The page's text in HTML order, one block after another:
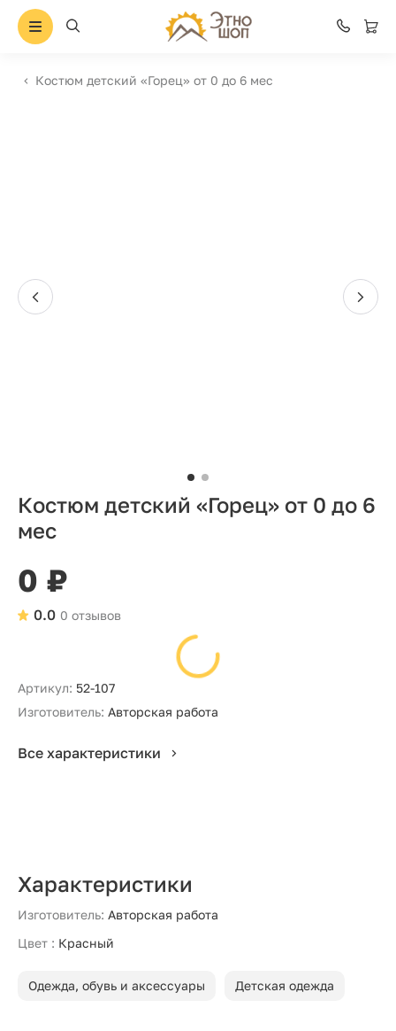
Костюм детский «Горец» от 0 до 6 мес
Костюм детский «Горец» от 0 до 6
мес
0 ₽
0 отзывов
0.0
Артикул: 52-107
Изготовитель: Авторская работа
Все характеристики
Характеристики
Изготовитель: Авторская работа
Цвет : Красный
Одежда, обувь и аксессуары Детская одежда